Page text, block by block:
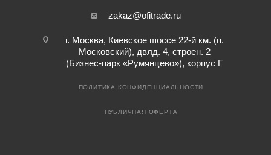
zakaz@ofitrade.ru
г. Москва, Киевское шоссе 22-й км. (п.
Московский), двлд. 4, строен. 2
(Бизнес-парк «Румянцево»), корпус Г
ПОЛИТИКА КОНФИДЕНЦИАЛЬНОСТИ
ПУБЛИЧНАЯ ОФЕРТА